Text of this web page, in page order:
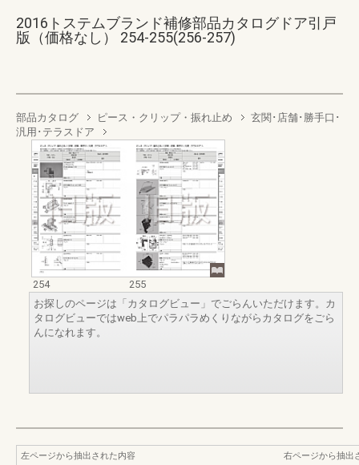
2016トステムブランド補修部品カタログドア引戸
版（価格なし） 254-255(256-257)
部品カタログ ピース・クリップ・振れ止め
玄関･店舗･勝手口･
汎用･テラスドア
254
255
お探しのページは「カタログビュー」でごらんいただけます。カ
タログビューではweb上でパラパラめくりながらカタログをごら
んになれます。
左ページから抽出された内容
右ページから抽出